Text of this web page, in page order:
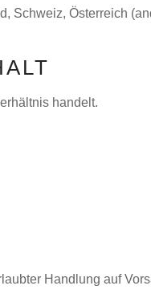
Schweiz, Österreich
handelt.
Handlung auf